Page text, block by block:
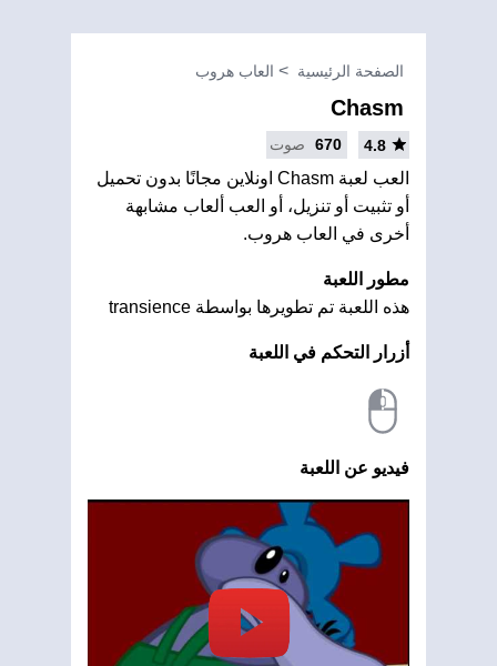
الصفحة الرئيسية العاب هروب
Chasm
4.8
670 صوت
العب لعبة Chasm اونلاين مجانًا بدون تحميل
أو تثبيت أو تنزيل، أو العب ألعاب مشابهة
أخرى في العاب هروب.
مطور اللعبة
هذه اللعبة تم تطويرها بواسطة transience
أزرار التحكم في اللعبة
فيديو عن اللعبة